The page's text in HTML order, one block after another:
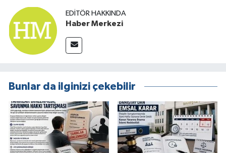
EDITÖR HAKKINDA
Haber Merkezi
Bunlar da ilginizi çekebilir